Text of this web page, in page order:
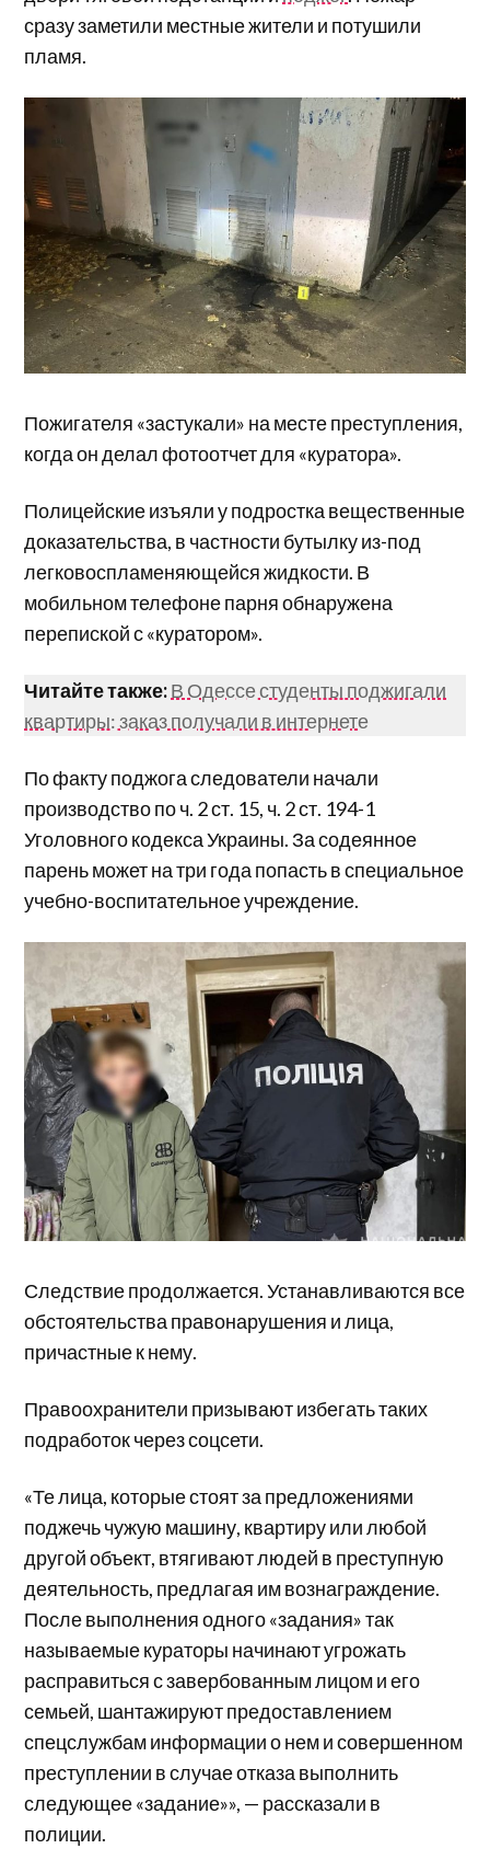
сразу заметили местные жители и потушили
пламя.
Пожигателя «застукали» на месте преступления,
когда он делал фотоотчет для «куратора».
Полицейские изъяли у подростка вещественные
доказательства, в частности бутылку из-под
легковоспламеняющейся жидкости. В
мобильном телефоне парня обнаружена
перепиской с «куратором».
Читайте также:В Одессе студенты поджигали
квартиры: заказ получали в интернете
По факту поджога следователи начали
производство по ч. 2 ст. 15, ч. 2 ст. 194-1
Уголовного кодекса Украины. За содеянное
парень может на три года попасть в специальное
учебно-воспитательное учреждение.
Следствие продолжается. Устанавливаются все
обстоятельства правонарушения и лица,
причастные к нему.
Правоохранители призывают избегать таких
подработок через соцсети.
«Те лица, которые стоят за предложениями
поджечь чужую машину, квартиру или любой
другой объект, втягивают людей в преступную
деятельность, предлагая им вознаграждение.
После выполнения одного «задания» так
называемые кураторы начинают угрожать
расправиться с завербованным лицом и его
семьей, шантажируют предоставлением
спецслужбам информации о нем и совершенном
преступлении в случае отказа выполнить
следующее «задание»», — рассказали в
полиции.